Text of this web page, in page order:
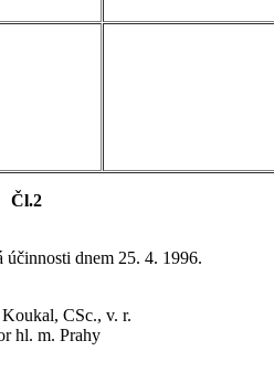
Čl.2
účinnosti dnem 25. 4. 1996.
CSc., v. r.
hl. m. Prahy